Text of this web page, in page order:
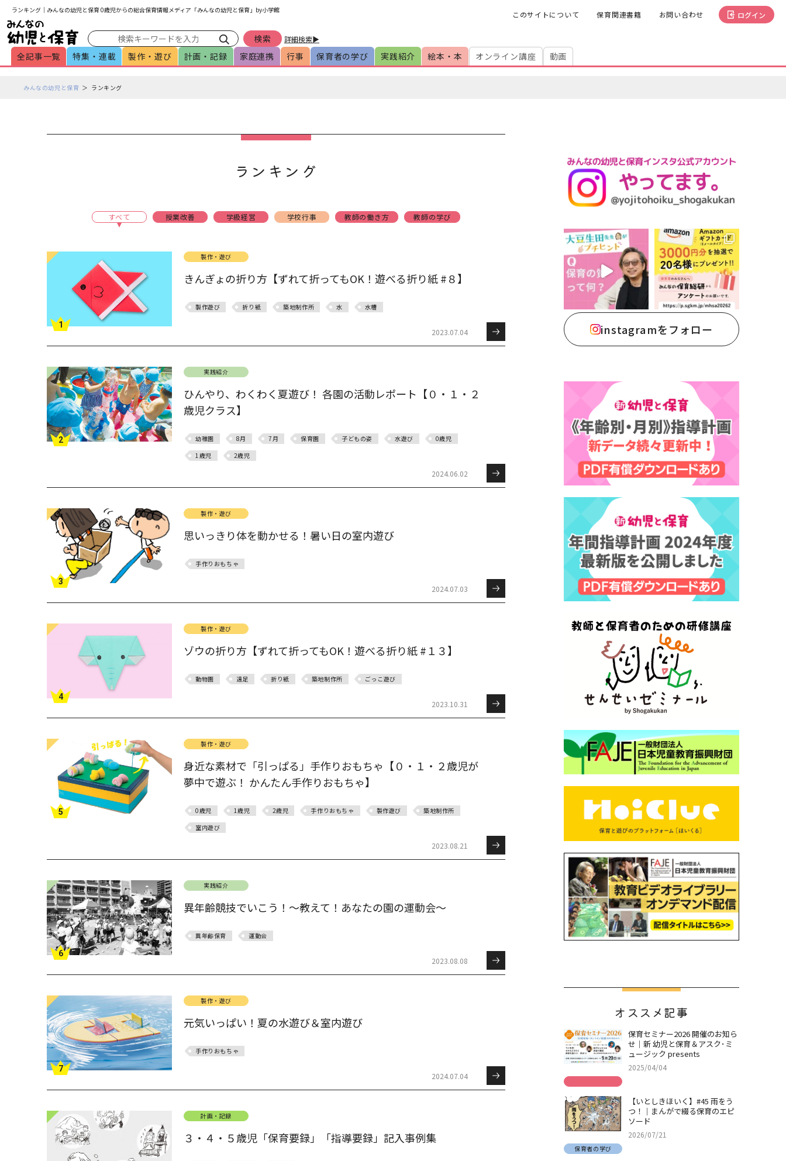
ランキング｜みんなの幼児と保育 0歳児からの総合保育情報メディア「みんなの幼児と保育」by小学館 このサイトについて 保育関連書籍 お問い合わせ ログイン
詳細検索▶
全記事一覧 特集・連載 製作・遊び 計画・記録 家庭連携 行事 保育者の学び 実践紹介 絵本・本 オンライン講座 動画
みんなの幼児と保育 ランキング
ランキング
すべて 授業改善 学級経営 学校行事 教師の働き方 教師の学び
1
製作・遊び
きんぎょの折り方【ずれて折ってもOK！遊べる折り紙 #８】
製作遊び 折り紙 築地制作所 水 水槽
2023.07.04
2
実践紹介
ひんやり、わくわく夏遊び！ 各園の活動レポート【０・１・２
歳児クラス】
幼稚園 8月 7月 保育園 子どもの姿 水遊び
0歳児
1歳児
2歳児
2024.06.02
3
製作・遊び
思いっきり体を動かせる！暑い日の室内遊び
手作りおもちゃ
2024.07.03
4
製作・遊び
ゾウの折り方【ずれて折ってもOK！遊べる折り紙 #１３】
動物園 遠足 折り紙 築地制作所 ごっこ遊び
2023.10.31
5
製作・遊び
身近な素材で「引っぱる」手作りおもちゃ【０・１・２歳児が
夢中で遊ぶ！ かんたん手作りおもちゃ】
0歳児 1歳児 2歳児 手作りおもちゃ 製作遊び
築地制作所
室内遊び
2023.08.21
6
実践紹介
異年齢競技でいこう！～教えて！あなたの園の運動会～
異年齢保育 運動会
2023.08.08
7
製作・遊び
元気いっぱい！夏の水遊び＆室内遊び
手作りおもちゃ
2024.07.04
計画・記録
３・４・５歳児「保育要録」「指導要録」記入事例集
instagramをフォロー
オススメ記事
保育セミナー2026 開催のお知ら
せ｜新 幼児と保育＆アスク･ミ
ュージック presents
2025/04/04
【いとしきほいく】#45 雨をう
つ！｜まんがで綴る保育のエピ
ソード
2026/07/21
保育者の学び